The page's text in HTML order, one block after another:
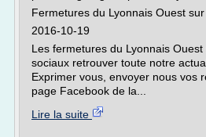
Fermetures du Lyonnais Ouest
2016-10-19
Les fermetures du Lyonnais
sociaux retrouver toute notre
Exprimer vous, envoyer nous vos
page Facebook de la...
Lire la suite